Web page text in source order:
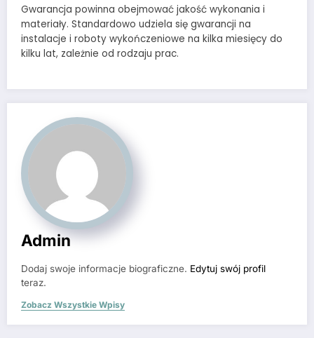
Gwarancja powinna obejmować jakość wykonania i
materiały. Standardowo udziela się gwarancji na
instalacje i roboty wykończeniowe na kilka miesięcy do
kilku lat, zależnie od rodzaju prac.
Admin
Dodaj swoje informacje biograficzne. Edytuj swój profil
teraz.
Zobacz Wszystkie Wpisy